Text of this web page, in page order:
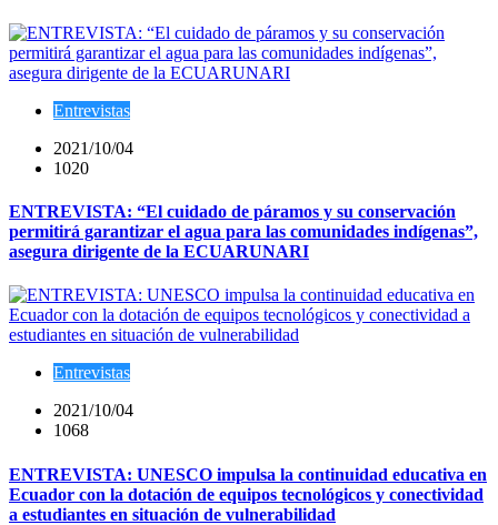
Entrevistas
2021/10/04
1020
ENTREVISTA: “El cuidado de páramos y su conservación
permitirá garantizar el agua para las comunidades indígenas”,
asegura dirigente de la ECUARUNARI
Entrevistas
2021/10/04
1068
ENTREVISTA: UNESCO impulsa la continuidad educativa en
Ecuador con la dotación de equipos tecnológicos y conectividad
a estudiantes en situación de vulnerabilidad